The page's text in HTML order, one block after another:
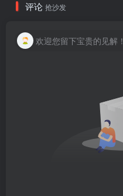
评论 抢沙发
欢迎您留下宝贵的见解！